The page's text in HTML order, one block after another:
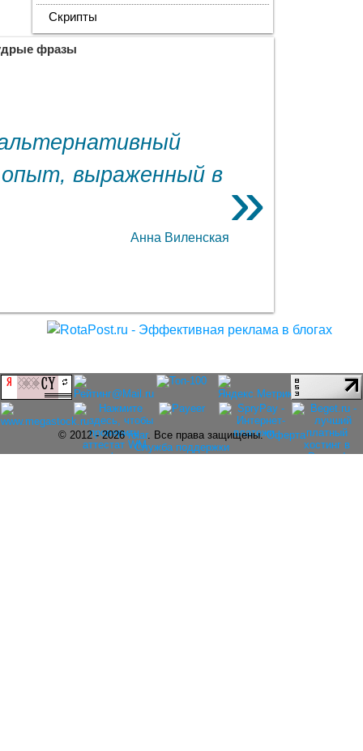
Скрипты
фразы
выраженный в
Анна Виленская
© 2012 - 2026rolar. Все права защищены.Оферта
Служба поддержки